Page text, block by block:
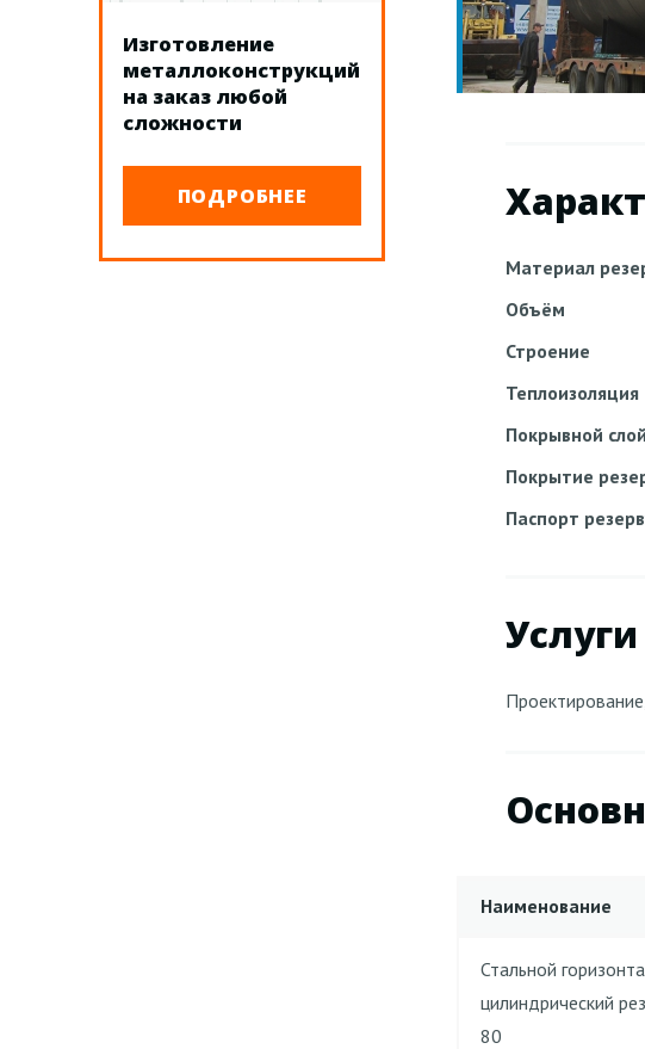
Изготовление
металлоконструкций
на заказ любой
сложности
ПОДРОБНЕЕ
Материал
Объём
Строение
Теплоизоляция
Покрывной слой
Покрытие
Паспорт
Услуги
Наименование
Стальной
цилиндрический
80